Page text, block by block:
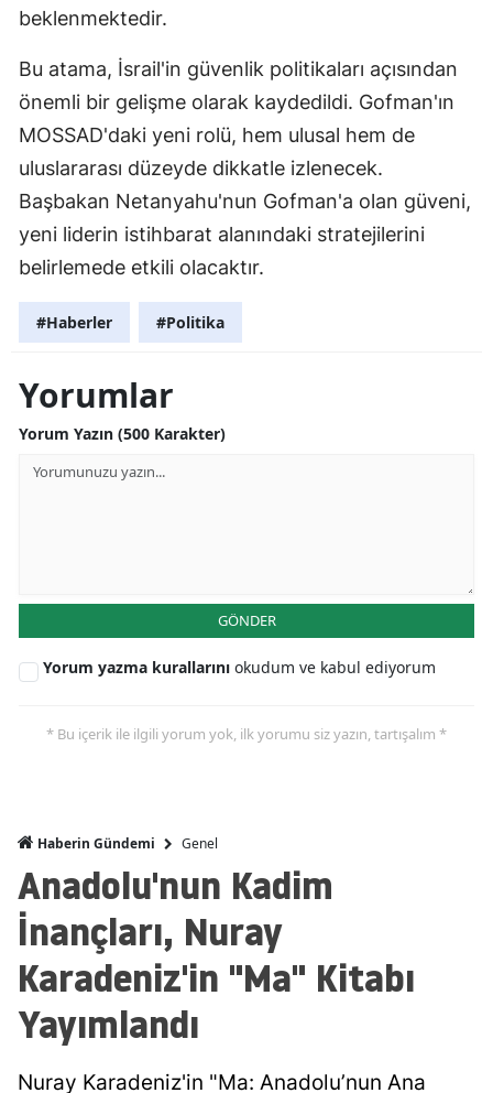
beklenmektedir.
Bu atama, İsrail'in güvenlik politikaları açısından
önemli bir gelişme olarak kaydedildi. Gofman'ın
MOSSAD'daki yeni rolü, hem ulusal hem de
uluslararası düzeyde dikkatle izlenecek.
Başbakan Netanyahu'nun Gofman'a olan güveni,
yeni liderin istihbarat alanındaki stratejilerini
belirlemede etkili olacaktır.
#Haberler #Politika
Yorumlar
Yorum Yazın (500 Karakter)
GÖNDER
Yorum yazma kurallarını okudum ve kabul ediyorum
* Bu içerik ile ilgili yorum yok, ilk yorumu siz yazın, tartışalım *
Haberin Gündemi Genel
Anadolu'nun Kadim
İnançları, Nuray
Karadeniz'in "Ma" Kitabı
Yayımlandı
Nuray Karadeniz'in "Ma: Anadolu’nun Ana